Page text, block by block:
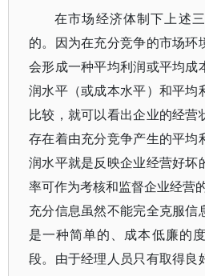
在市场经济体制下上述
的。因为在充分竞争的市场环
会形成一种平均利润或平均成
润水平（或成本水平）和平均
比较，就可以看出企业的经营
存在着由充分竞争产生的平均
润水平就是反映企业经营好坏
率可作为考核和监督企业经营
充分信息虽然不能完全克服信
是一种简单的、成本低廉的
段。由于经理人员只有取得良